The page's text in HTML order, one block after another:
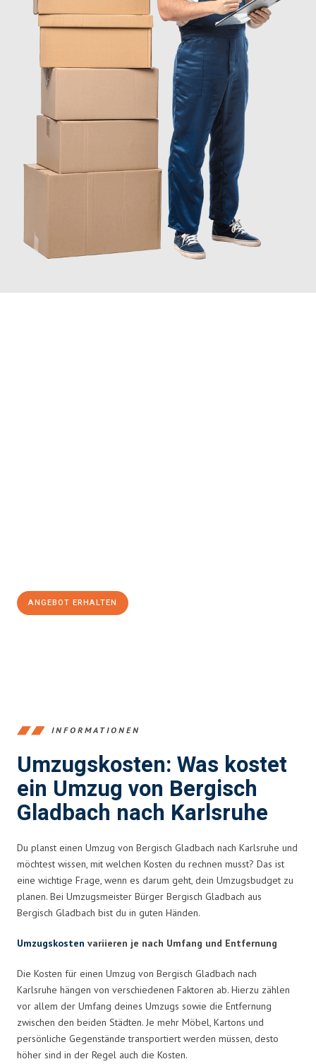
ANGEBOT ERHALTEN
INFORMATIONEN
Umzugskosten: Was kostet
ein Umzug von Bergisch
Gladbach nach Karlsruhe
Du planst einen Umzug von Bergisch Gladbach nach Karlsruhe und
möchtest wissen, mit welchen Kosten du rechnen musst? Das ist
eine wichtige Frage, wenn es darum geht, dein Umzugsbudget zu
planen. Bei Umzugsmeister Bürger Bergisch Gladbach aus
Bergisch Gladbach bist du in guten Händen.
Umzugskosten variieren je nach Umfang und Entfernung
Die Kosten für einen Umzug von Bergisch Gladbach nach
Karlsruhe hängen von verschiedenen Faktoren ab. Hierzu zählen
vor allem der Umfang deines Umzugs sowie die Entfernung
zwischen den beiden Städten. Je mehr Möbel, Kartons und
persönliche Gegenstände transportiert werden müssen, desto
höher sind in der Regel auch die Kosten.